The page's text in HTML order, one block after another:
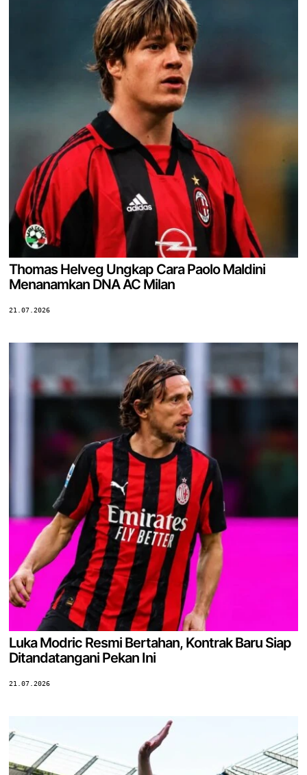
Thomas Helveg Ungkap Cara Paolo Maldini
Menanamkan DNA AC Milan
21.07.2026
Luka Modric Resmi Bertahan, Kontrak Baru Siap
Ditandatangani Pekan Ini
21.07.2026